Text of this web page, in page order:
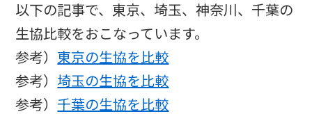
以下の記事で、東京、埼玉、神奈川、千葉の
生協比較をおこなっています。
参考）東京の生協を比較
参考） 埼玉の生協を比較
参考）千葉の生協を比較